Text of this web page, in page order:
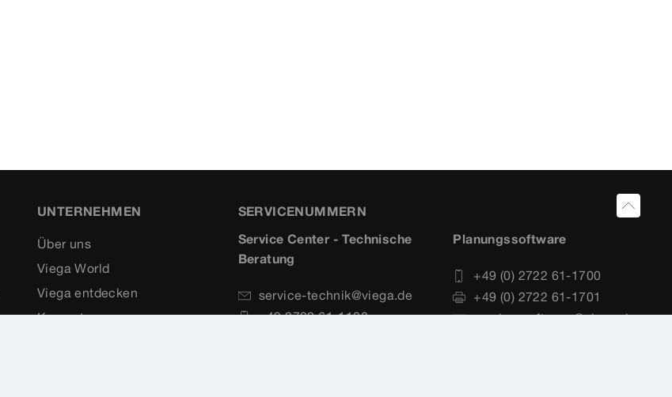
UNTERNEHMEN
Über uns
Viega World
Viega entdecken
Kompetenzen
SERVICENUMMERN
Service Center - Technische
Beratung
service-technik@viega.de
+49 2722 61-1100
Planungssoftware
+49 (0) 2722 61-1700
+49 (0) 2722 61-1701
service-software@viega.de